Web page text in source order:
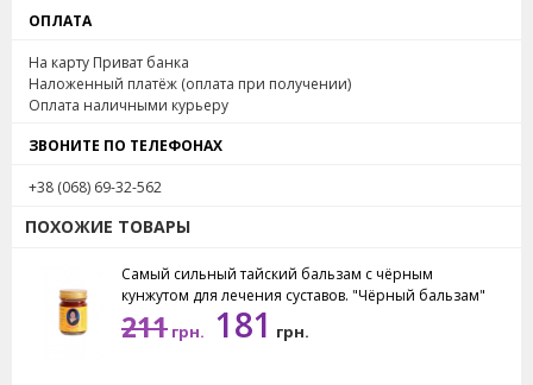
ОПЛАТА
На карту Приват банка
Наложенный платёж (оплата при получении)
Оплата наличными курьеру
ЗВОНИТЕ ПО ТЕЛЕФОНАХ
+38 (068) 69-32-562
ПОХОЖИЕ ТОВАРЫ
Самый сильный тайский бальзам с чёрным
кунжутом для лечения суставов. "Чёрный бальзам"
211 грн. 181 грн.